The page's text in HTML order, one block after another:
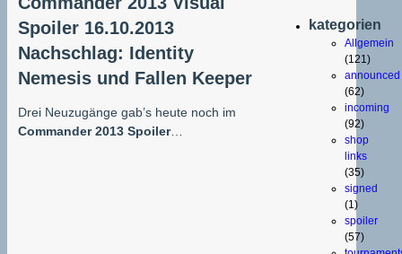
Spoiler 16.10.2013
Nachschlag: Identity
Nemesis und Fallen Keeper
Drei Neuzugänge gab’s heute noch im
Commander 2013 Spoiler…
kategorien
Allgemein
(121)
announced
(62)
incoming
(92)
shop
links
(35)
signed
(1)
spoiler
(57)